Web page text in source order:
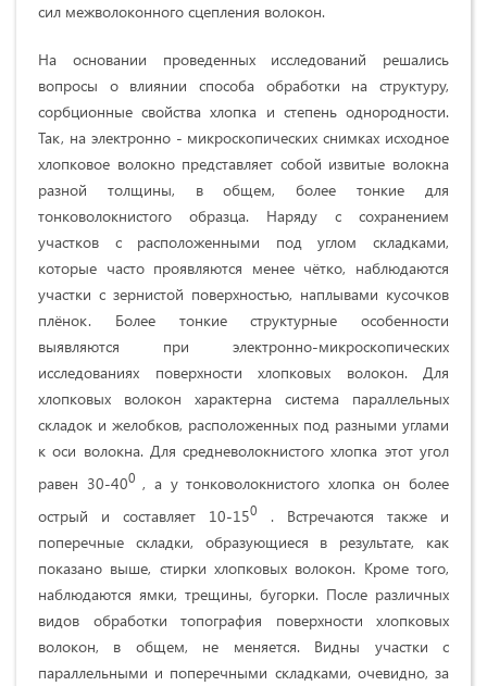
сил межволоконного сцепления волокон.
На основании проведенных исследований решались
вопросы о влиянии способа обработки на структуру,
сорбционные свойства хлопка и степень однородности.
Так, на электронно - микроскопических снимках исходное
хлопковое волокно представляет собой извитые волокна
разной толщины, в общем, более тонкие для
тонковолокнистого образца. Наряду с сохранением
участков с расположенными под углом складками,
которые часто проявляются менее чётко, наблюдаются
участки с зернистой поверхностью, наплывами кусочков
плёнок. Более тонкие структурные особенности
выявляются при электронно-микроскопических
исследованиях поверхности хлопковых волокон. Для
хлопковых волокон характерна система параллельных
складок и желобков, расположенных под разными углами
к оси волокна. Для средневолокнистого хлопка этот угол
равен 30-400, а у тонковолокнистого хлопка он более
острый и составляет 10-150
. Встречаются также и
поперечные складки, образующиеся в результате, как
показано выше, стирки хлопковых волокон. Кроме того,
наблюдаются ямки, трещины, бугорки. После различных
видов обработки топография поверхности хлопковых
волокон, в общем, не меняется. Видны участки с
параллельными и поперечными складками, очевидно, за